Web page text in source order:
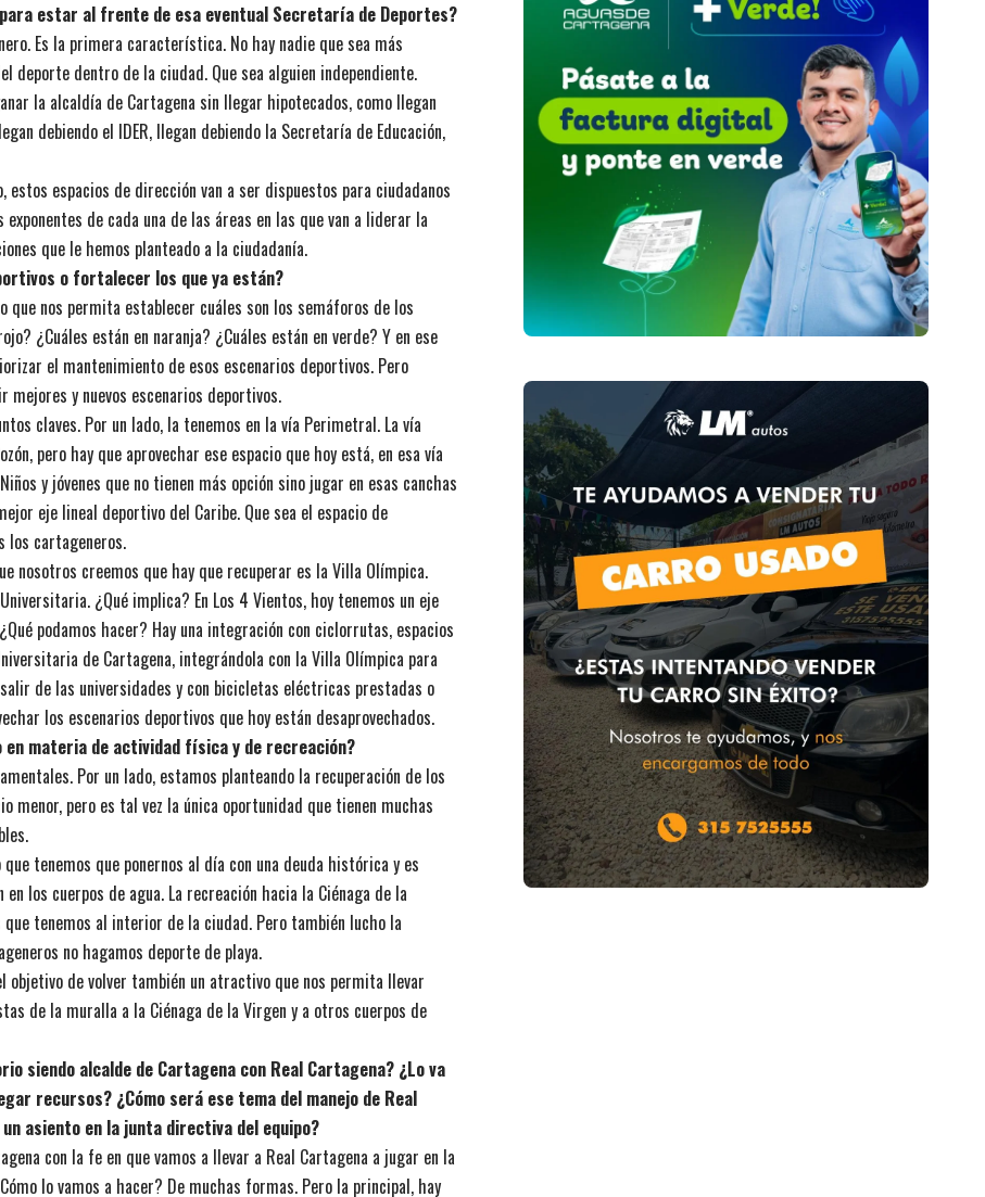
estar al frente de esa eventual Secretaría de Deportes?
Es la primera característica. No hay nadie que sea más
deporte dentro de la ciudad. Que sea alguien independiente.
la alcaldía de Cartagena sin llegar hipotecados, como llegan
debiendo el IDER, llegan debiendo la Secretaría de Educación,
espacios de dirección van a ser dispuestos para ciudadanos
de cada una de las áreas en las que van a liderar la
que le hemos planteado a la ciudadanía.
o fortalecer los que ya están?
que nos permita establecer cuáles son los semáforos de los
¿Cuáles están en naranja? ¿Cuáles están en verde? Y en ese
el mantenimiento de esos escenarios deportivos. Pero
y nuevos escenarios deportivos.
claves. Por un lado, la tenemos en la vía Perimetral. La vía
pero hay que aprovechar ese espacio que hoy está, en esa vía
y jóvenes que no tienen más opción sino jugar en esas canchas
eje lineal deportivo del Caribe. Que sea el espacio de
los cartageneros.
nosotros creemos que hay que recuperar es la Villa Olímpica.
¿Qué implica? En Los 4 Vientos, hoy tenemos un eje
podamos hacer? Hay una integración con ciclorrutas, espacios
de Cartagena, integrándola con la Villa Olímpica para
de las universidades y con bicicletas eléctricas prestadas o
los escenarios deportivos que hoy están desaprovechados.
en materia de actividad física y de recreación?
Por un lado, estamos planteando la recuperación de los
menor, pero es tal vez la única oportunidad que tienen muchas
tenemos que ponernos al día con una deuda histórica y es
los cuerpos de agua. La recreación hacia la Ciénaga de la
tenemos al interior de la ciudad. Pero también lucho la
no hagamos deporte de playa.
objetivo de volver también un atractivo que nos permita llevar
de la muralla a la Ciénaga de la Virgen y a otros cuerpos de
siendo alcalde de Cartagena con Real Cartagena? ¿Lo va
recursos? ¿Cómo será ese tema del manejo de Real
asiento en la junta directiva del equipo?
con la fe en que vamos a llevar a Real Cartagena a jugar en la
lo vamos a hacer? De muchas formas. Pero la principal, hay